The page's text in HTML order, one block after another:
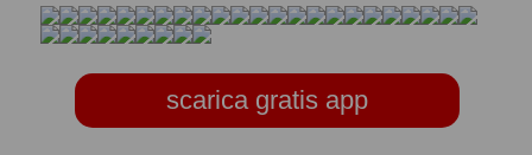
scarica gratis app